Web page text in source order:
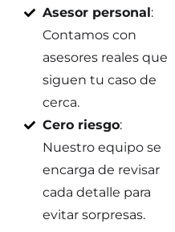
Asesor personal:
Contamos con
asesores reales que
siguen tu caso de
cerca.
Cero riesgo:
Nuestro equipo se
encarga de revisar
cada detalle para
evitar sorpresas.